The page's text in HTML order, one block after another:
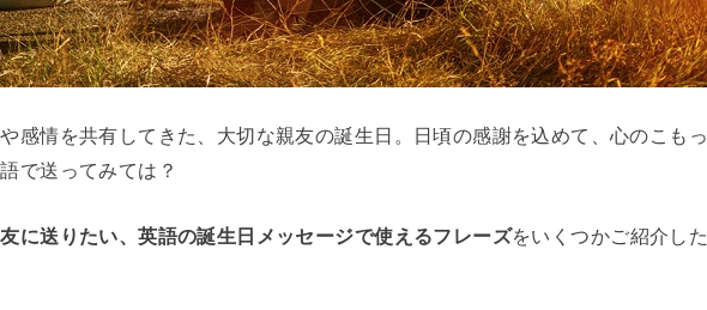
感情を共有してきた、大切な親友の誕生日。日頃の感謝を込めて、心のこもっ
で送ってみては？
に送りたい、英語の誕生日メッセージで使えるフレーズをいくつかご紹介した